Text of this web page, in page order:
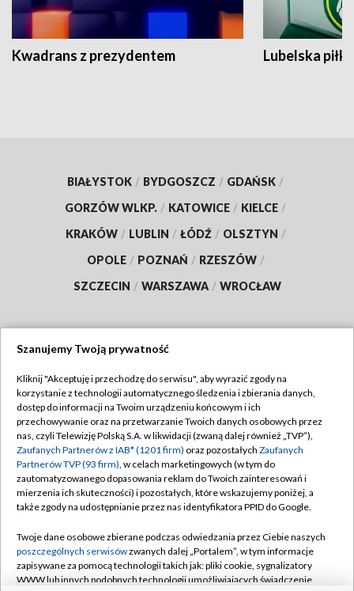
Kwadrans z prezydentem Lubelska piłka
BIAŁYSTOK / BYDGOSZCZ / GDAŃSK /
GORZÓW WLKP. / KATOWICE / KIELCE /
KRAKÓW / LUBLIN / ŁÓDŹ / OLSZTYN /
OPOLE / POZNAŃ / RZESZÓW /
SZCZECIN / WARSZAWA / WROCŁAW
TVP
Abonament TVP
Emisja w TVP
Centrum informacji TVP
Naziemna Telewizja Cyfrowa
Rada Programowa
System NOS
Regulamin TVP
Polityka prywatności
Moje zgody
Pomoc
Kontakt
Szanujemy Twoją prywatność
Kliknij "Akceptuję i przechodzę do serwisu", aby wyrazić zgody na
korzystanie z technologii automatycznego śledzenia i zbierania danych,
dostęp do informacji na Twoim urządzeniu końcowym i ich
przechowywanie oraz na przetwarzanie Twoich danych osobowych przez
nas, czyli Telewizję Polską S.A. w likwidacji (zwaną dalej również „TVP”),
Zaufanych Partnerów z IAB* (1201 firm) oraz pozostałych Zaufanych
Partnerów TVP (93 firm), w celach marketingowych (w tym do
zautomatyzowanego dopasowania reklam do Twoich zainteresowań i
mierzenia ich skuteczności) i pozostałych, które wskazujemy poniżej, a
także zgody na udostępnianie przez nas identyfikatora PPID do Google.
Twoje dane osobowe zbierane podczas odwiedzania przez Ciebie naszych
poszczególnych serwisówzwanych dalej „Portalem”, w tym informacje
zapisywane za pomocą technologii takich jak: pliki cookie, sygnalizatory
WWW lub innych podobnych technologii umożliwiających świadczenie